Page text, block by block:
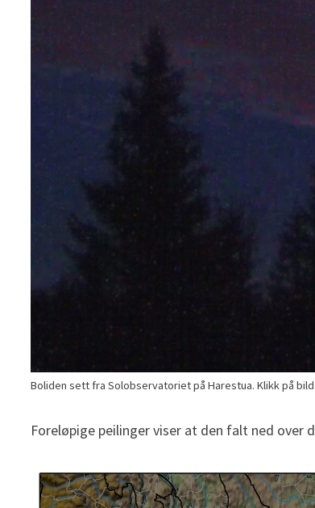
Boliden sett fra Solobservatoriet på Harestua. Klikk på
Foreløpige peilinger viser at den falt ned over